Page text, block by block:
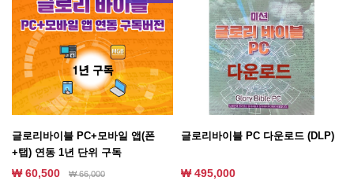
글로리바이블 PC+모바일 앱(폰
+탭) 연동 1년 단위 구독
₩ 60,500 ₩66,000
글로리바이블 PC 다운로드 (DLP)
₩ 495,000